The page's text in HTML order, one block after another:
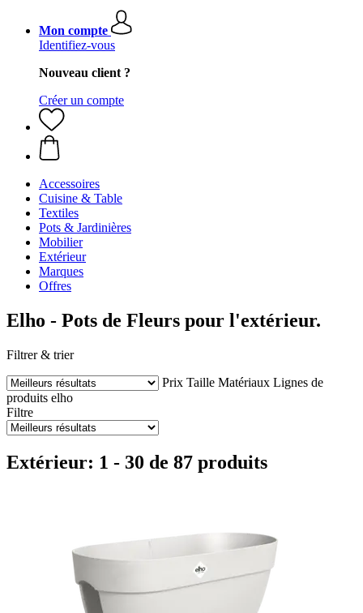
Mon compte
Identifiez-vous
Nouveau client ?
Créer un compte
Accessoires
Cuisine & Table
Textiles
Pots & Jardinières
Mobilier
Extérieur
Marques
Offres
Elho - Pots de Fleurs pour l'extérieur.
Filtrer & trier
Prix Taille Matériaux Lignes de
produits elho
Filtre
Extérieur: 1 - 30 de 87 produits